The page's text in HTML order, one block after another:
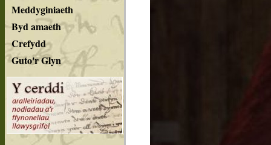
Meddyginiaeth
Byd amaeth
Crefydd
Guto'r Glyn